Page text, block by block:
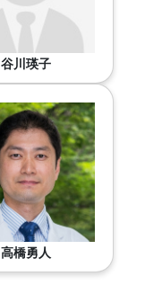
谷川瑛子
高橋勇人